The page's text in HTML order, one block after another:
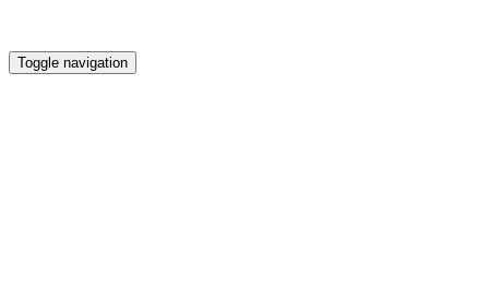
Toggle navigation